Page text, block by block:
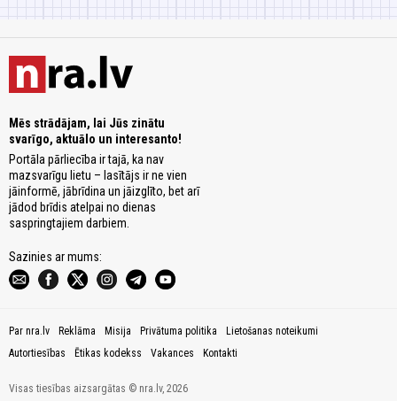
Mēs strādājam, lai Jūs zinātu
svarīgo, aktuālo un interesanto!
Portāla pārliecība ir tajā, ka nav
mazsvarīgu lietu – lasītājs ir ne vien
jāinformē, jābrīdina un jāizglīto, bet arī
jādod brīdis atelpai no dienas
saspringtajiem darbiem.
Sazinies ar mums:
Par nra.lv Reklāma Misija Privātuma politika
Lietošanas noteikumi
Autortiesības
Ētikas kodekss Vakances Kontakti
Visas tiesības aizsargātas © nra.lv, 2026